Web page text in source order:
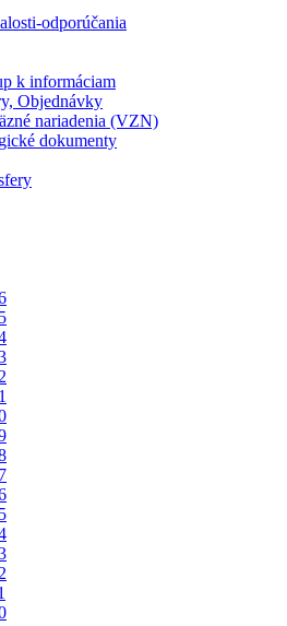
odporúčania
k informáciam
Objednávky
nariadenia (VZN)
dokumenty